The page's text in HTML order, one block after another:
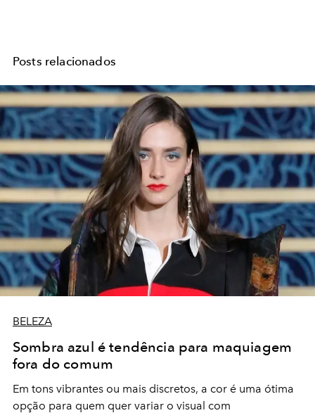
Posts relacionados
BELEZA
Sombra azul é tendência para maquiagem
fora do comum
Em tons vibrantes ou mais discretos, a cor é uma ótima
opção para quem quer variar o visual com